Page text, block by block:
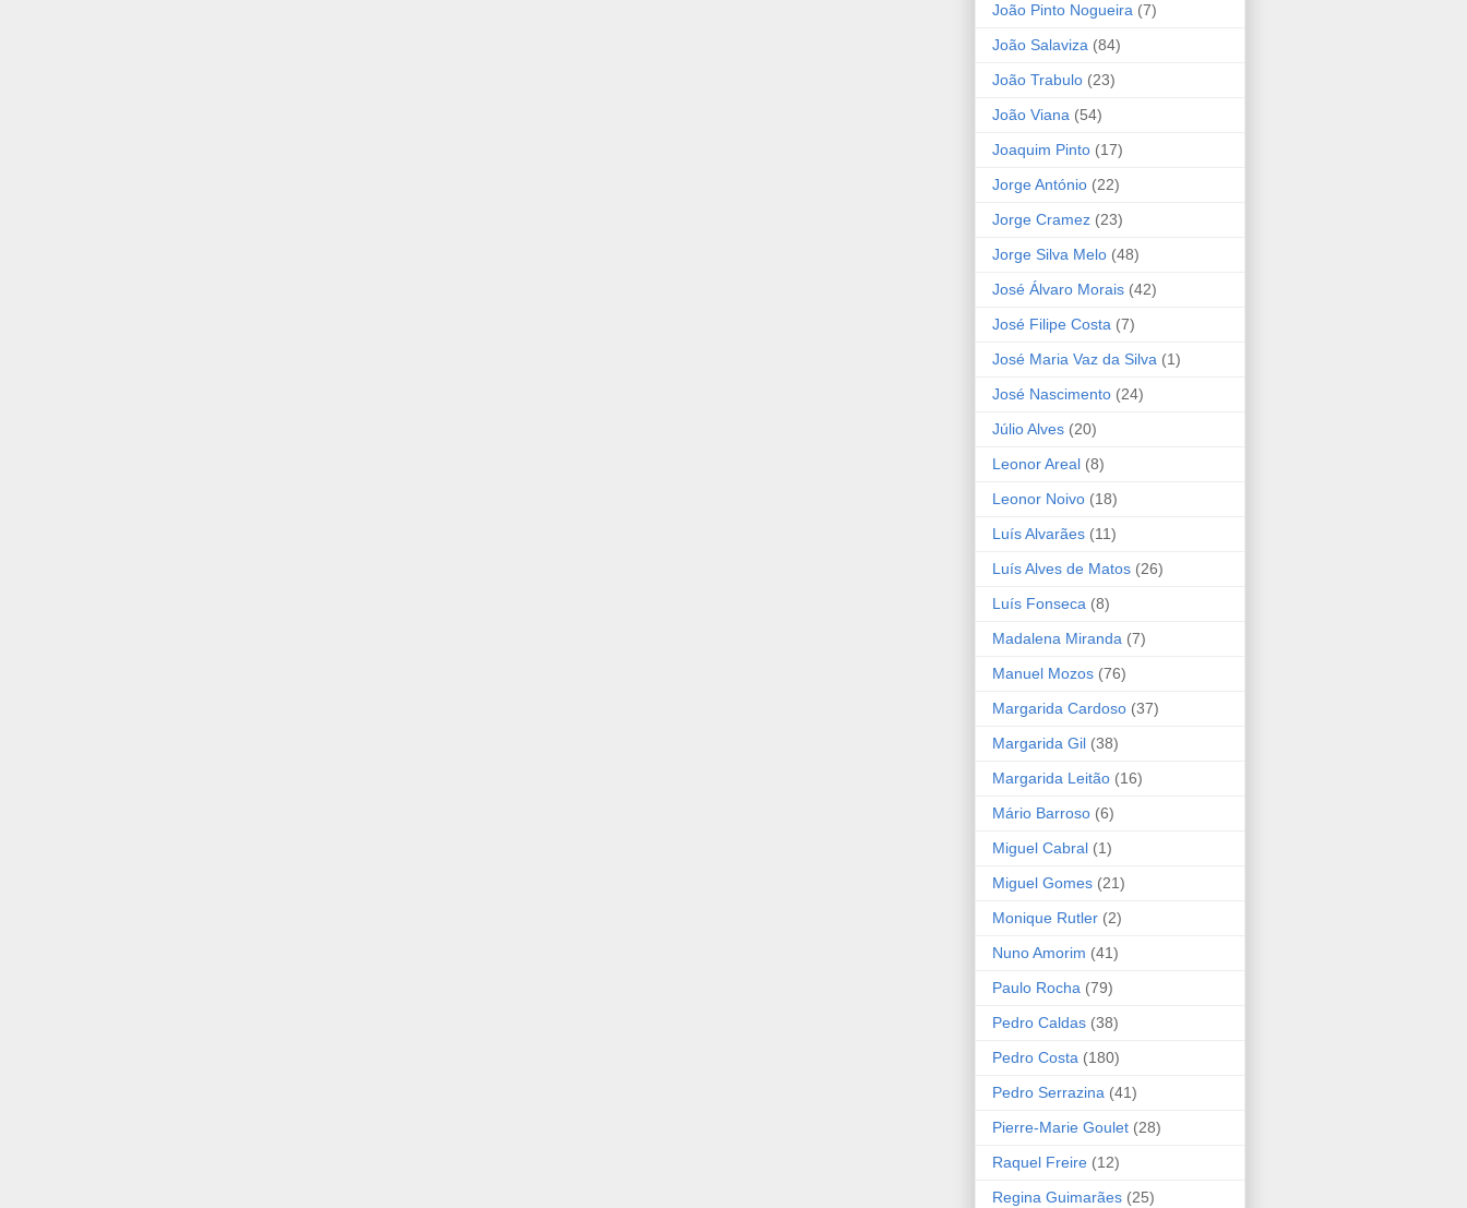
João Pinto Nogueira (7)
João Salaviza (84)
João Trabulo (23)
João Viana (54)
Joaquim Pinto (17)
Jorge António (22)
Jorge Cramez (23)
Jorge Silva Melo (48)
José Álvaro Morais (42)
José Filipe Costa (7)
José Maria Vaz da Silva (1)
José Nascimento (24)
Júlio Alves (20)
Leonor Areal (8)
Leonor Noivo (18)
Luís Alvarães (11)
Luís Alves de Matos (26)
Luís Fonseca (8)
Madalena Miranda (7)
Manuel Mozos (76)
Margarida Cardoso (37)
Margarida Gil (38)
Margarida Leitão (16)
Mário Barroso (6)
Miguel Cabral (1)
Miguel Gomes (21)
Monique Rutler (2)
Nuno Amorim (41)
Paulo Rocha (79)
Pedro Caldas (38)
Pedro Costa (180)
Pedro Serrazina (41)
Pierre-Marie Goulet (28)
Raquel Freire (12)
Regina Guimarães (25)